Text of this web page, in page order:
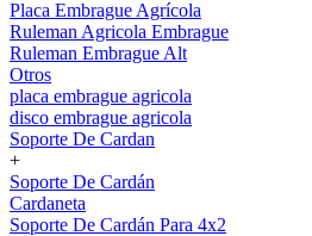
Placa Embrague Agrícola
Ruleman Agricola Embrague
Ruleman Embrague Alt
Otros
placa embrague agricola
disco embrague agricola
Soporte De Cardan
+
Soporte De Cardán
Cardaneta
Soporte De Cardán Para 4x2